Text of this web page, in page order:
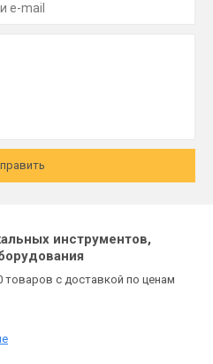
инструментов,
товаров с доставкой по ценам